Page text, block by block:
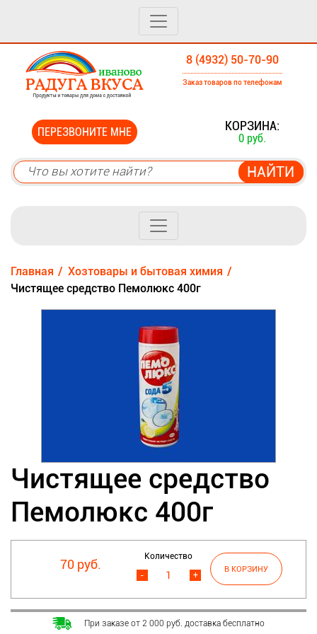
8 (4932) 50-70-90
Заказ товаров по телефонам
ПЕРЕЗВОНИТЕ МНЕ КОРЗИНА:
0 руб.
Главная
Хозтовары и бытовая химия
Чистящее средство Пемолюкс 400г
Чистящее средство
Пемолюкс 400г
70 руб.
Количество
+
-
При заказе от 2 000 руб. доставка бесплатно